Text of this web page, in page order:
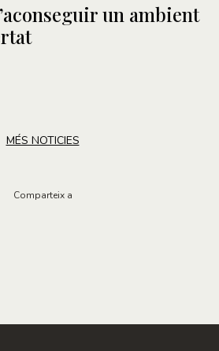
un ambient
MÉS NOTICIES
Comparteix a